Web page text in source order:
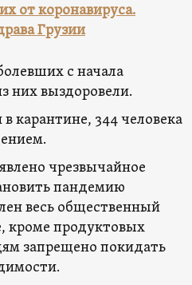
от коронавируса.
Грузии
с начала
них выздоровели.
в карантине, 344 человека
чрезвычайное
пандемию
весь общественный
кроме продуктовых
запрещено покидать